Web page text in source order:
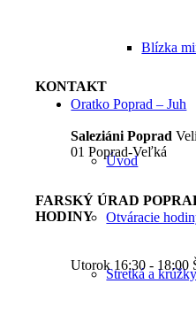
Blízka
Oratko Poprad – Juh
Úvod
Otváracie
Stretká a
KONTAKT
Saleziáni Poprad
01 Poprad-Veľká
FARSKÝ ÚRAD
HODINY
Utorok 16:30 - 18:00